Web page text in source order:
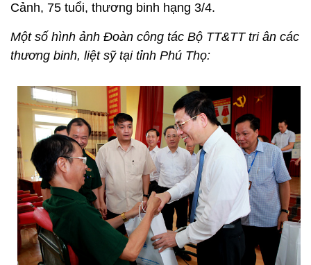
Cảnh, 75 tuổi, thương binh hạng 3/4.
Một số hình ảnh Đoàn công tác Bộ TT&TT tri ân các
thương binh, liệt sỹ tại tỉnh Phú Thọ: